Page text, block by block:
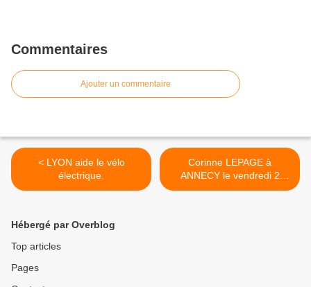
Commentaires
Ajouter un commentaire
< LYON aide le vélo
électrique.
Corinne LEPAGE à
ANNECY le vendredi 2
décembre >
Hébergé par Overblog
Top articles
Pages